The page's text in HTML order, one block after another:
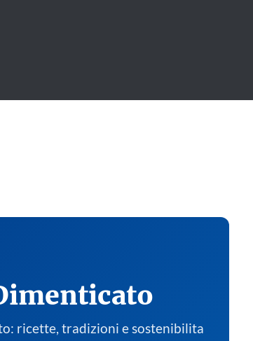
ricette, tradizioni e sostenibilita